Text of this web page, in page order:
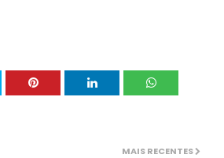
MAIS RECENTES